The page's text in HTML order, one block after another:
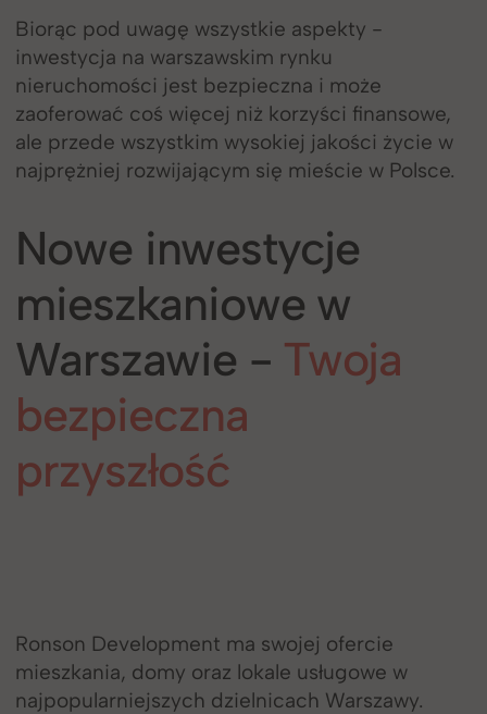
Biorąc pod uwagę wszystkie aspekty -
inwestycja na warszawskim rynku
nieruchomości jest bezpieczna i może
zaoferować coś więcej niż korzyści finansowe,
ale przede wszystkim wysokiej jakości życie w
najprężniej rozwijającym się mieście w Polsce.
Nowe inwestycje
mieszkaniowe w
Warszawie - Twoja
bezpieczna
przyszłość
Ronson Development ma swojej ofercie
mieszkania, domy oraz lokale usługowe w
najpopularniejszych dzielnicach Warszawy.